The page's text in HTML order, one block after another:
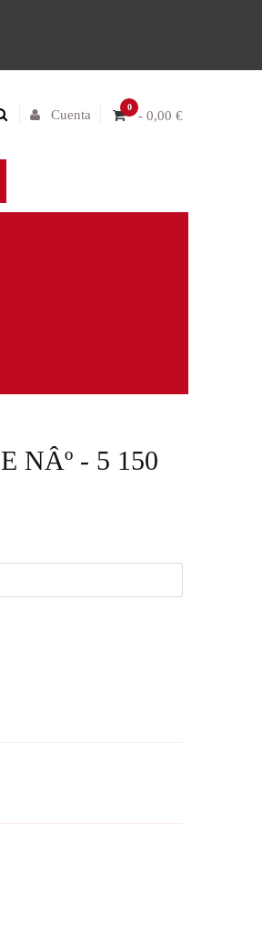
0
- 0,00 €
Cuenta
NÂº - 5 150